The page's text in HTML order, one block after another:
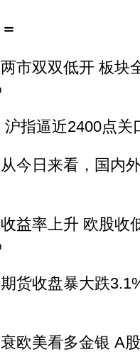
市双双低开 板块
指逼近2400点关
今日来看，国内
率上升 欧股收
货收盘暴大跌
美看多金银 A